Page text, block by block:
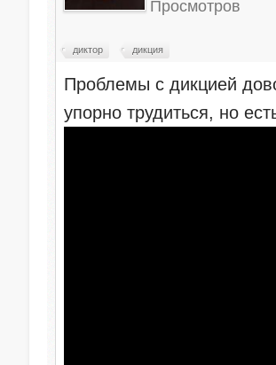
Просмотров
диктор дикция
Проблемы с дикцией
упорно трудиться, но